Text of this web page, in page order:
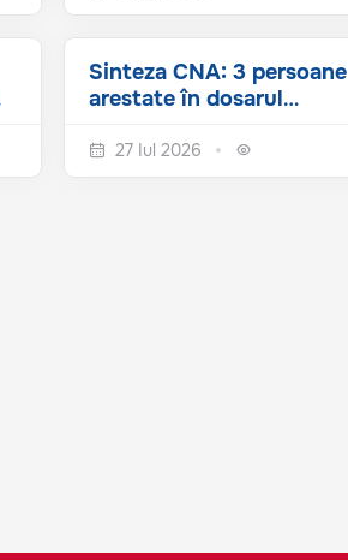
Sinteza CNA: 3 persoane
arestate în dosarul
de peste...
27 Iul 2026